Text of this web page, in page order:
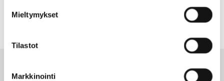
Mieltymykset
Tilastot
Markkinointi